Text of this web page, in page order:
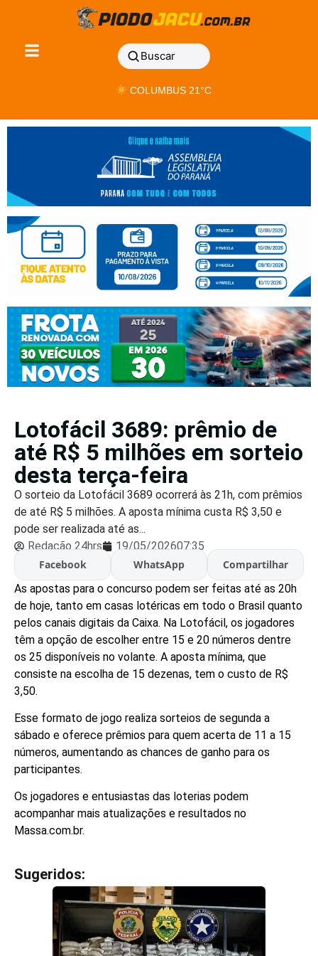
Buscar
COLUMBUS 21°C
Lotofácil 3689: prêmio de
até R$ 5 milhões em sorteio
desta terça-feira
O sorteio da Lotofácil 3689 ocorrerá às 21h, com prêmios
de até R$ 5 milhões. A aposta mínima custa R$ 3,50 e
pode ser realizada até as...
Redação 24hrs
19/05/202607:35
Facebook
WhatsApp
Compartilhar
As apostas para o concurso podem ser feitas até as 20h
de hoje, tanto em casas lotéricas em todo o Brasil quanto
pelos canais digitais da Caixa. Na Lotofácil, os jogadores
têm a opção de escolher entre 15 e 20 números dentre
os 25 disponíveis no volante. A aposta mínima, que
consiste na escolha de 15 dezenas, tem o custo de R$
3,50.
Esse formato de jogo realiza sorteios de segunda a
sábado e oferece prêmios para quem acerta de 11 a 15
números, aumentando as chances de ganho para os
participantes.
Os jogadores e entusiastas das loterias podem
acompanhar mais atualizações e resultados no
Massa.com.br.
Sugeridos: